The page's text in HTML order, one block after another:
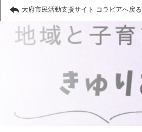
大府市民活動支援サイト コラビアへ戻る